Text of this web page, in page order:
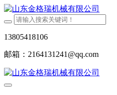
13805418106
邮箱：2164131241@qq.com